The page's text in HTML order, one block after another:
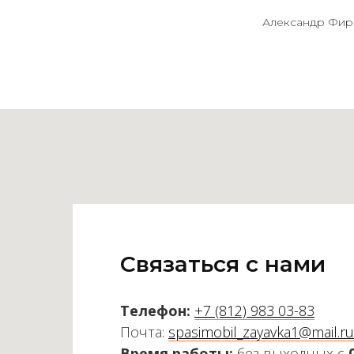
Александр
Связаться с нами
Телефон: +7 (812) 983 03-83
Почта: spasimobil_zayavka1@mail.ru